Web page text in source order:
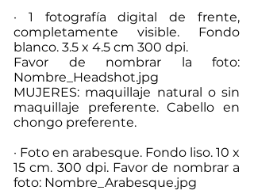
· 1 fotografía digital de frente,
completamente visible. Fondo
blanco. 3.5 x 4.5 cm 300 dpi.
Favor de nombrar la foto:
Nombre_Headshot.jpg
MUJERES: maquillaje natural o sin
maquillaje preferente. Cabello en
chongo preferente.
· Foto en arabesque. Fondo liso. 10 x
15 cm. 300 dpi. Favor de nombrar a
foto: Nombre_Arabesque.jpg